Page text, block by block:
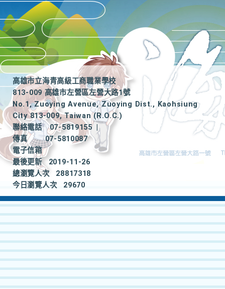
高雄市立海青高級工商職業學校
813-009 高雄市左營區左營大路1號
No.1, Zuoying Avenue, Zuoying Dist., Kaohsiung
City 813-009, Taiwan (R.O.C.)
聯絡電話
07-5819155
|
傳真
07-5810087
電子信箱
最後更新
2019-11-26
總瀏覽人次
28817318
今日瀏覽人次
29670